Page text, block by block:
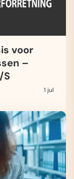
voor
–
S
1 jul